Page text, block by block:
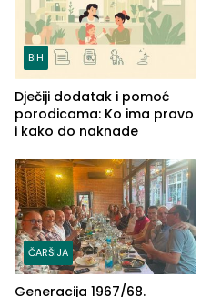
BiH
Dječiji dodatak i pomoć
porodicama: Ko ima pravo
i kako do naknade
ČARŠIJA
Generacija 1967/68.